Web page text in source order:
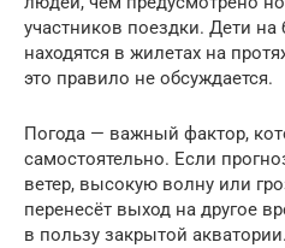
участников поездки. Дети на
находятся в жилетах на
это правило не обсуждается.
Погода — важный фактор,
самостоятельно. Если
ветер, высокую волну или
перенесёт выход на другое
в пользу закрытой